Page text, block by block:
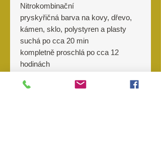
Nitrokombinační
pryskyřičná barva na kovy, dřevo,
kámen, sklo, polystyren a plasty
suchá po cca 20 min
kompletně proschlá po cca 12
hodinách